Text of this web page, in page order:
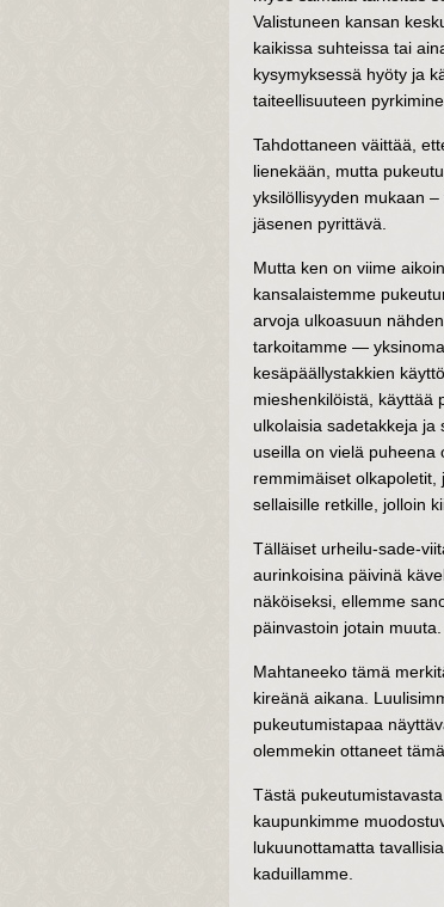
Valistuneen kansan
kaikissa suhteissa tai
kysymyksessä hyöty ja
taiteellisuuteen
Tahdottaneen väittää,
lienekään, mutta
yksilöllisyyden mukaan
jäsenen pyrittävä.
Mutta ken on viime
kansalaistemme
arvoja ulkoasuun
tarkoitamme —
kesäpäällystakkien
mieshenkilöistä, käyttää
ulkolaisia sadetakkeja ja
useilla on vielä puheena
remmimäiset
sellaisille retkille, jolloin
Tälläiset urheilu-sade-
aurinkoisina päivinä
näköiseksi, ellemme
päinvastoin jotain muuta.
Mahtaneeko tämä
kireänä aikana.
pukeutumistapaa
olemmekin ottaneet
Tästä
kaupunkimme
lukuunottamatta
kaduillamme.